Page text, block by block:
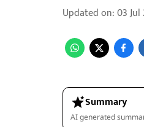
Updated on:03 Jul
Summary
AI generated